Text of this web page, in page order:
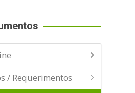
/ Requerimentos